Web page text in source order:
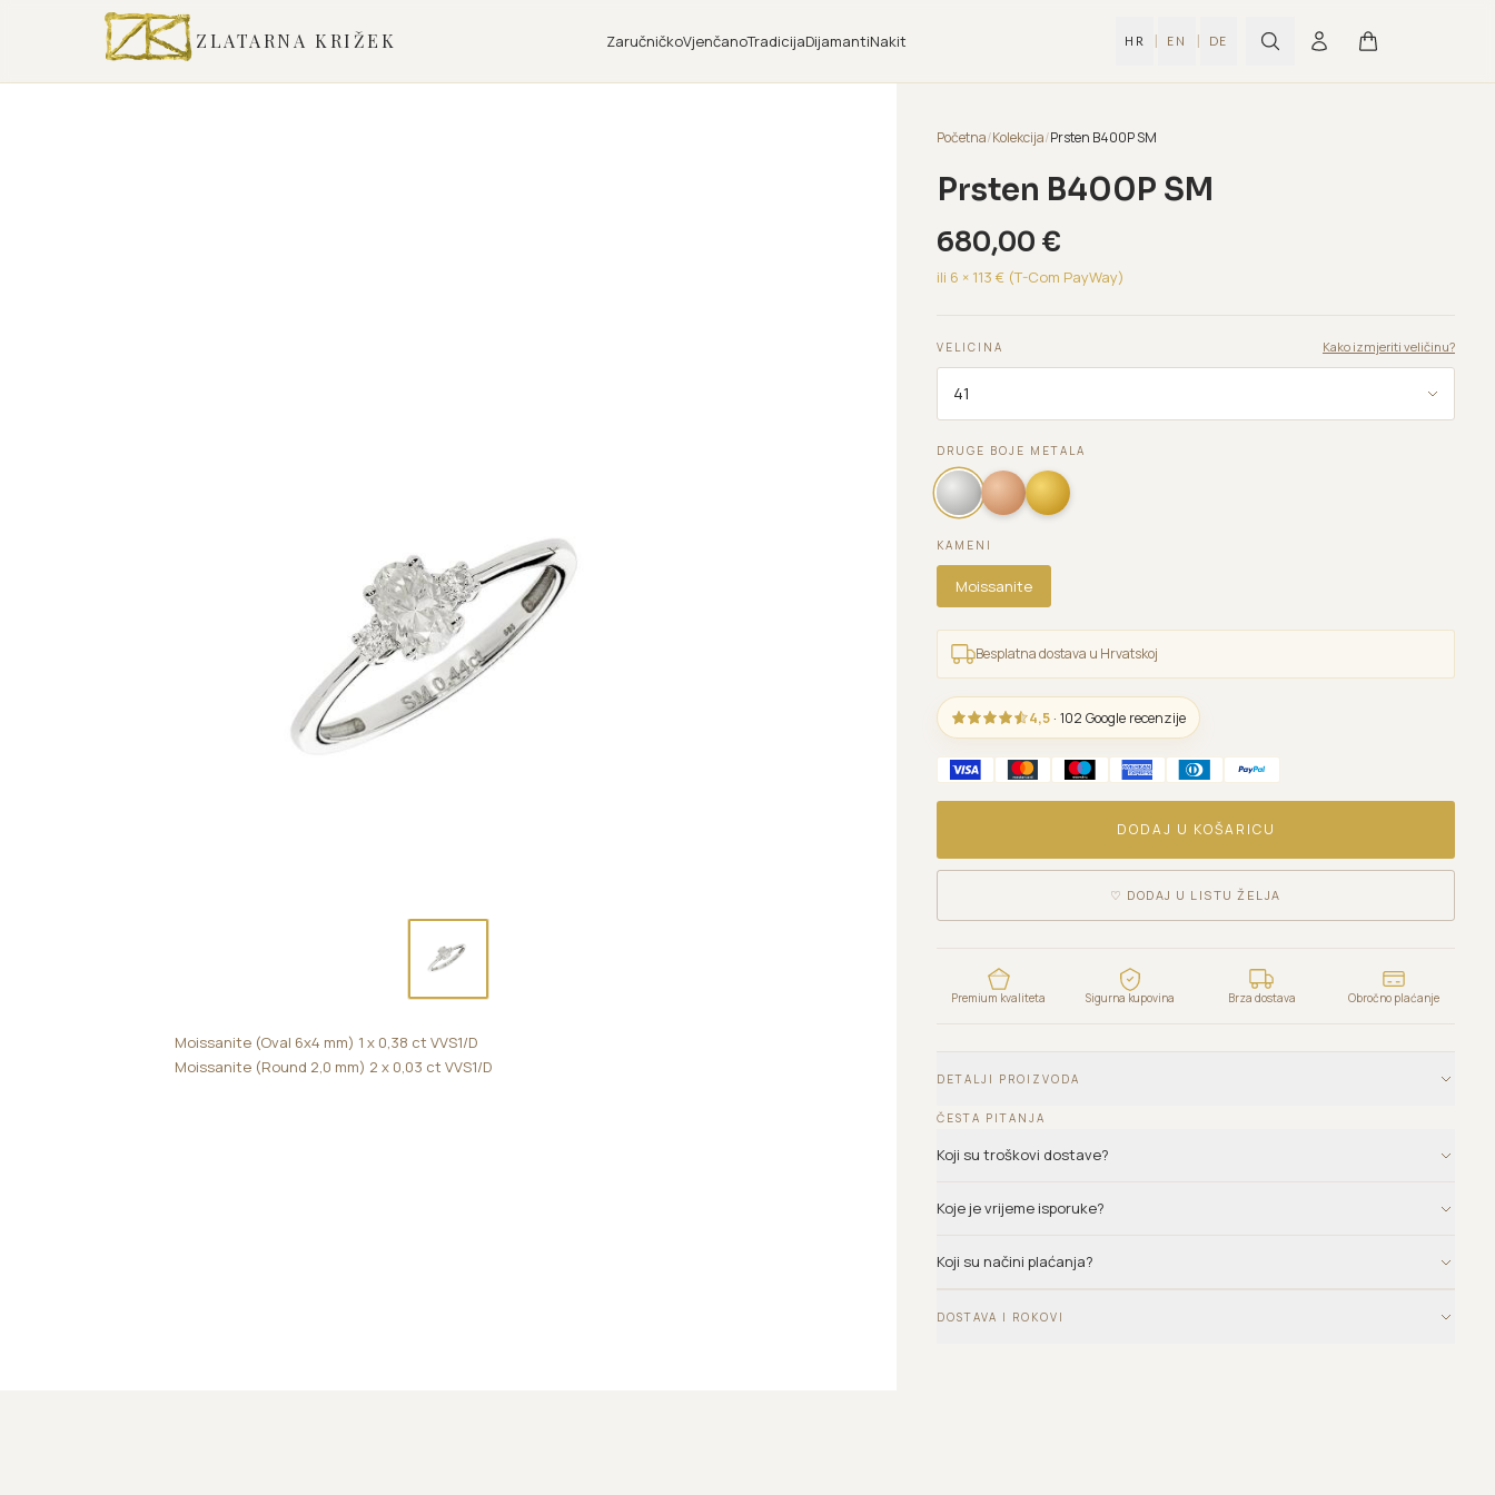
ZLATARNA KRIŽEK ZaručničkoVjenčanoTradicijaDijamantiNakit HR | EN | DE
Moissanite (Oval 6x4 mm) 1 x 0,38 ct VVS1/D
Moissanite (Round 2,0 mm) 2 x 0,03 ct VVS1/D
Početna/Kolekcija/Prsten B400P SM
Prsten B400P SM
680,00 €
ili 6 × 113 € (T-Com PayWay)
VELICINA Kako izmjeriti veličinu?
DRUGE BOJE METALA
KAMENI
Moissanite
Besplatna dostava u Hrvatskoj
4,5 · 102 Google recenzije
DODAJ U KOŠARICU
♡ DODAJ U LISTU ŽELJA
Premium kvaliteta Sigurna kupovina Brza dostava Obročno plaćanje
DETALJI PROIZVODA
ČESTA PITANJA
Koji su troškovi dostave?
Koje je vrijeme isporuke?
Koji su načini plaćanja?
DOSTAVA I ROKOVI